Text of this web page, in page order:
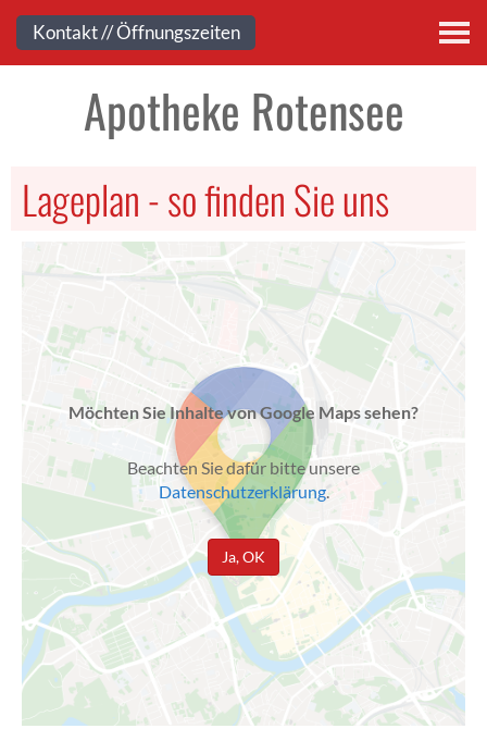
Kontakt
Apotheke Rotensee
Lageplan - so finden Sie uns
Möchten Sie Inhalte von Google Maps sehen?
Beachten Sie dafür bitte unsere
Datenschutzerklärung.
Ja, OK
Kontakt // Öffnungszeiten